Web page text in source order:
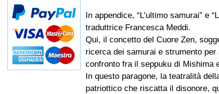
In appendice, “L’ultimo samurai” e
traduttrice Francesca Meddi.
Qui, il concetto del Cuore Zen,
ricerca dei samurai e strumento
confronto fra il seppuku di Mishima
In questo paragone, la teatralità
patriottico che riscatta il disonore,